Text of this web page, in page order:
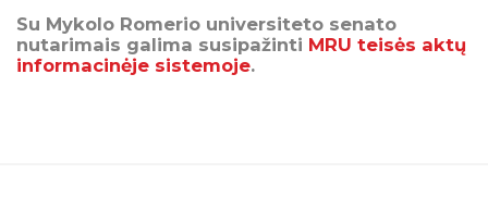
Su Mykolo Romerio universiteto senato
nutarimais galima susipažinti MRU teisės aktų
informacinėje sistemoje.